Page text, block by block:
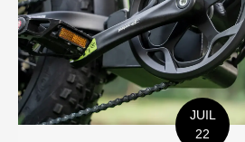
JUIL
22